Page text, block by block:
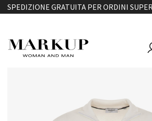
SPEDIZIONE GRATUITA PER ORDINI